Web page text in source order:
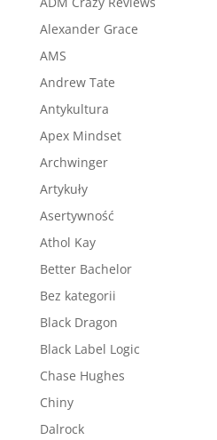
Alexander Grace
AMS
Andrew Tate
Antykultura
Apex Mindset
Archwinger
Artykuły
Asertywność
Athol Kay
Better Bachelor
Bez kategorii
Black Dragon
Black Label Logic
Chase Hughes
Chiny
Dalrock